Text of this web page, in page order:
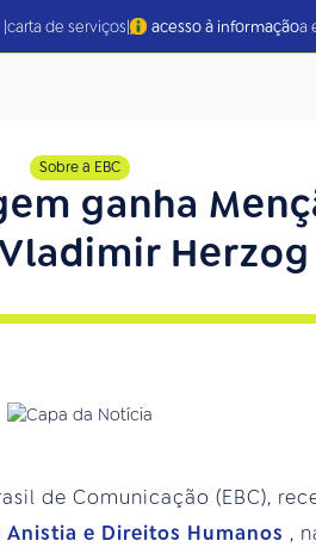
|carta de serviços| acesso à informaçãoa
Sobre a EBC
ganha
Herzog
de Comunicação (EBC),
e Direitos Humanos ,